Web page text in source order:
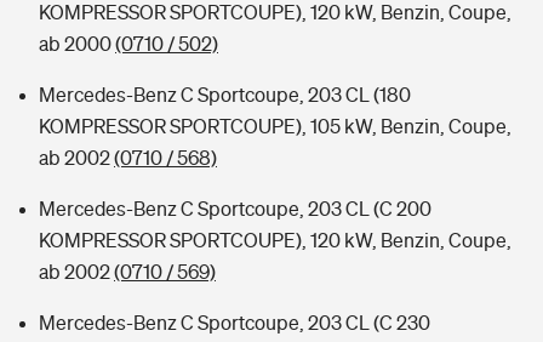
KOMPRESSOR SPORTCOUPE), 120 kW, Benzin, Coupe,
ab 2000(0710 / 502)
Mercedes-Benz C Sportcoupe, 203 CL (180
KOMPRESSOR SPORTCOUPE), 105 kW, Benzin, Coupe,
ab 2002(0710 / 568)
Mercedes-Benz C Sportcoupe, 203 CL (C 200
KOMPRESSOR SPORTCOUPE), 120 kW, Benzin, Coupe,
ab 2002(0710 / 569)
Mercedes-Benz C Sportcoupe, 203 CL (C 230